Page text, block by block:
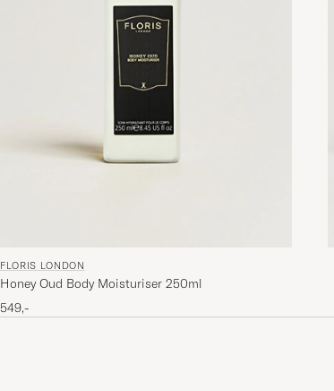
FLORIS LONDON
Honey Oud Body Moisturiser 250ml
549,-